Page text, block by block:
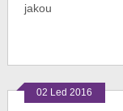
jakou
02 Led 2016